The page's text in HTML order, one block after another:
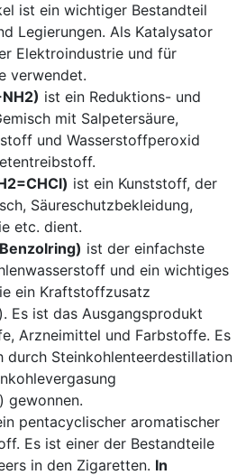
ist ein wichtiger Bestandteil
Legierungen. Als Katalysator
Elektroindustrie und für
verwendet.
ist ein Reduktions- und
mit Salpetersäure,
und Wasserstoffperoxid
ist ein Kunststoff, der
Säureschutzbekleidung,
etc. dient.
ist der einfachste
und ein wichtiges
ein Kraftstoffzusatz
Es ist das Ausgangsprodukt
Arzneimittel und Farbstoffe. Es
durch Steinkohlenteerdestillation
gewonnen.
pentacyclischer aromatischer
Es ist einer der Bestandteile
in den Zigaretten. In